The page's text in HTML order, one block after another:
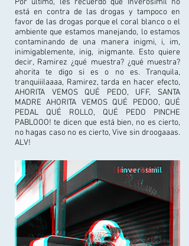
Por último, les recuerdo que Inverösímil no
está en contra de las drogas y tampoco en
favor de las drogas porque el coral blanco o el
ambiente que estamos manejando, lo estamos
contaminando de una manera inigmi, i, im,
inimigablemente, inig, inigmante. Esto quiere
decir, Ramirez ¿qué muestra? ¿qué muestra?
ahorita te digo si es o no es. Tranquila,
tranquiiilaaaa, Ramirez, tarda en hacer efecto,
AHORITA VEMOS QUÉ PEDO, UFF, SANTA
MADRE AHORITA VEMOS QUÉ PEDOO, QUÉ
PEDAL QUÉ ROLLO, QUÉ PEDO PINCHE
PABLOOO! te dicen que está bien, no es cierto,
no hagas caso no es cierto, Vive sin droogaaas.
ALV!